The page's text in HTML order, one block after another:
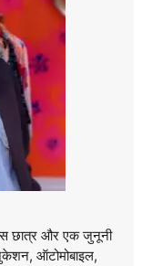
छात्र और एक जुनूनी
ऑटोमोबाइल,